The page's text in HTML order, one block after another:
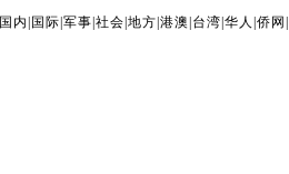
国内 国际 军事 社会 地方 港澳 台湾 华人 侨网